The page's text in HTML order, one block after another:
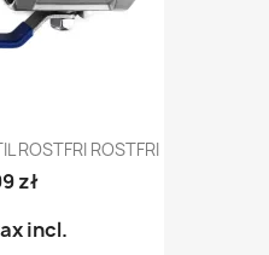
ROSTFRI ROSTFRI
zł
incl.